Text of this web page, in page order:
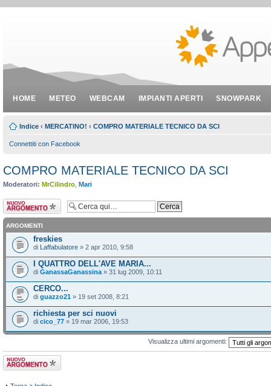
HOME METEO WEBCAM IMPIANTI APERTI SNOWPARK
Indice ‹ MERCATINO! ‹ COMPRO MATERIALE TECNICO DA SCI
Connettiti con Facebook
COMPRO MATERIALE TECNICO DA SCI
Moderatori: MrCilindro Mari
Scrivi un nuovo
argomento
ARGOMENTI
freskies
di Laffabulatore » 2 apr 2010, 9:58
I QUATTRO DELL'AVE MARIA...
di GanassaGanassina » 31 lug 2009, 10:11
CERCO...
di guazzo21 » 19 set 2008, 8:21
richiesta per sci nuovi
di cico_77 » 19 mar 2006, 19:53
Visualizza ultimi argomenti:
Scrivi un nuovo
argomento